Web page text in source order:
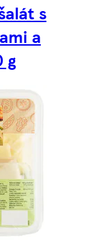
s
a
g